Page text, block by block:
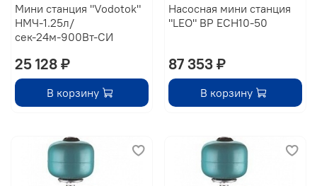
Мини станция "Vodotok"
НМЧ-1.25л/
сек-24м-900Вт-СИ
25 128 ₽
В корзину
Насосная мини станция
"LEO" BP ECH10-50
87 353 ₽
В корзину